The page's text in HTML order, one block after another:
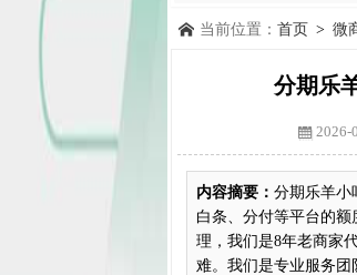
当前位置： 首页 > 微
分期乐
2026-
内容摘要： 分期乐羊小
白条、分付等平台的
理，我们是8年老商家
难。我们是专业服务团